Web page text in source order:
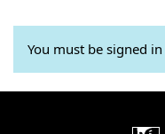
You must be signed